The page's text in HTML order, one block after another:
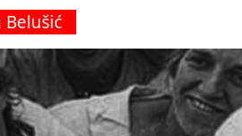
Belušić